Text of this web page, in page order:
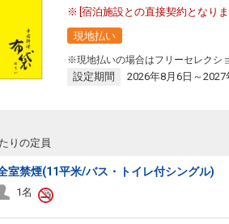
[宿泊施設との直接契約となりま
現地払い
※現地払いの場合はフリーセレクシ
設定期間 2026年8月6日～2027
りの定員
室禁煙(11平米/バス・トイレ付シングル)
1名
・クーポンコードのご利用につい
きません。
ポンコードをご利用いただけない商品